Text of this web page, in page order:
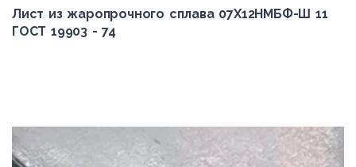
Лист из жаропрочного сплава 07Х12НМБФ-Ш 11
ГОСТ 19903 - 74